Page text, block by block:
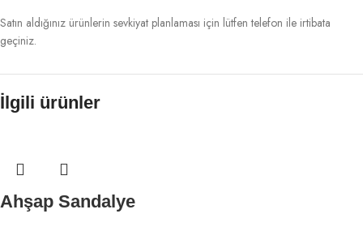
Satın aldığınız ürünlerin sevkiyat planlaması için lütfen telefon ile irtibata
geçiniz.
İlgili ürünler
Ahşap Sandalye